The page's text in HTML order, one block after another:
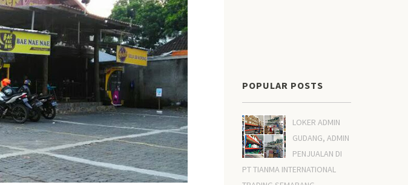
POPULAR POSTS
LOKER ADMIN
GUDANG, ADMIN
PENJUALAN DI
PT TIANMA INTERNATIONAL